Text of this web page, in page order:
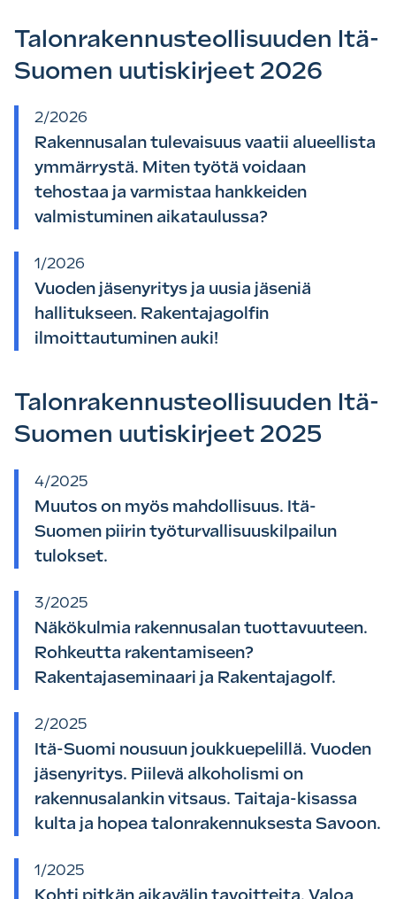
Talonrakennusteollisuuden Itä-
Suomen uutiskirjeet 2026
2/2026
Rakennusalan tulevaisuus vaatii alueellista
ymmärrystä. Miten työtä voidaan
tehostaa ja varmistaa hankkeiden
valmistuminen aikataulussa?
1/2026
Vuoden jäsenyritys ja uusia jäseniä
hallitukseen. Rakentajagolfin
ilmoittautuminen auki!
Talonrakennusteollisuuden Itä-
Suomen uutiskirjeet 2025
4/2025
Muutos on myös mahdollisuus. Itä-
Suomen piirin työturvallisuuskilpailun
tulokset.
3/2025
Näkökulmia rakennusalan tuottavuuteen.
Rohkeutta rakentamiseen?
Rakentajaseminaari ja Rakentajagolf.
2/2025
Itä-Suomi nousuun joukkuepelillä. Vuoden
jäsenyritys. Piilevä alkoholismi on
rakennusalankin vitsaus. Taitaja-kisassa
kulta ja hopea talonrakennuksesta Savoon.
1/2025
Kohti pitkän aikavälin tavoitteita. Valoa